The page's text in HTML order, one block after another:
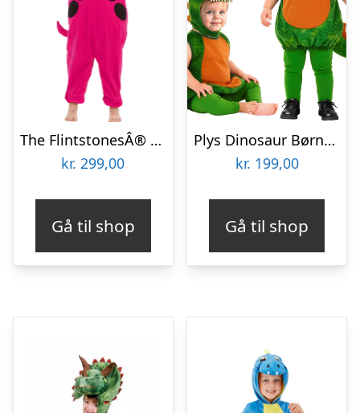
The FlintstonesÂ® Dino Børnekostume
kr. 299,00
Gå til shop
Plys Dinosaur Børnekostume
kr. 199,00
Gå til shop